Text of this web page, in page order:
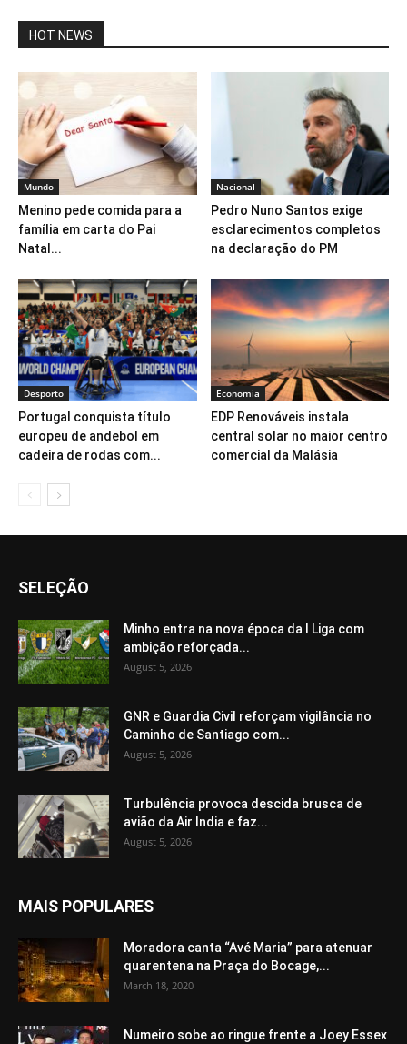
HOT NEWS
Mundo
Menino pede comida para a
família em carta do Pai
Natal...
Nacional
Pedro Nuno Santos exige
esclarecimentos completos
na declaração do PM
Desporto
Portugal conquista título
europeu de andebol em
cadeira de rodas com...
Economia
EDP Renováveis instala
central solar no maior centro
comercial da Malásia
SELEÇÃO
Minho entra na nova época da I Liga com
ambição reforçada...
August 5, 2026
GNR e Guardia Civil reforçam vigilância no
Caminho de Santiago com...
August 5, 2026
Turbulência provoca descida brusca de
avião da Air India e faz...
August 5, 2026
MAIS POPULARES
Moradora canta “Avé Maria” para atenuar
quarentena na Praça do Bocage,...
March 18, 2020
Numeiro sobe ao ringue frente a Joey Essex